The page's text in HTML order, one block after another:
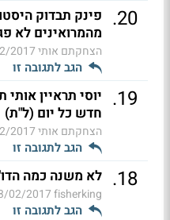
20
. פינק תבדוק
מהמרואינים לא
הצחקתם אותי14:40
הגב לתגובה זו
19
. יוסי תראיין
חדש כל יום (ל"ת)
הצחקתם אותי14:38
הגב לתגובה זו
18
. לא משנה כמה
fisherking
2017 14:33
הגב לתגובה זו